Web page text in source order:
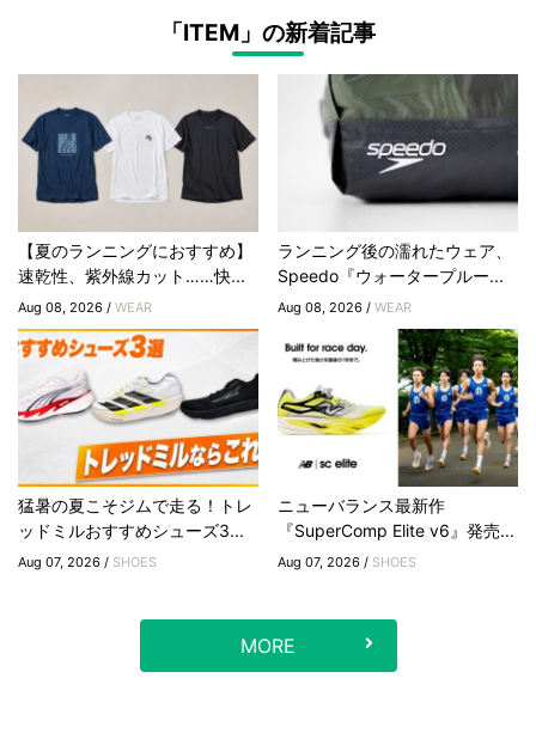
「ITEM」の新着記事
【夏のランニングにおすすめ】
速乾性、紫外線カット……快...
Aug 08, 2026 / WEAR
ランニング後の濡れたウェア、
Speedo『ウォータープルー...
Aug 08, 2026 /WEAR
猛暑の夏こそジムで走る！トレ
ッドミルおすすめシューズ3...
Aug 07, 2026 / SHOES
ニューバランス最新作
『SuperComp Elite v6』発売...
Aug 07, 2026 / SHOES
MORE